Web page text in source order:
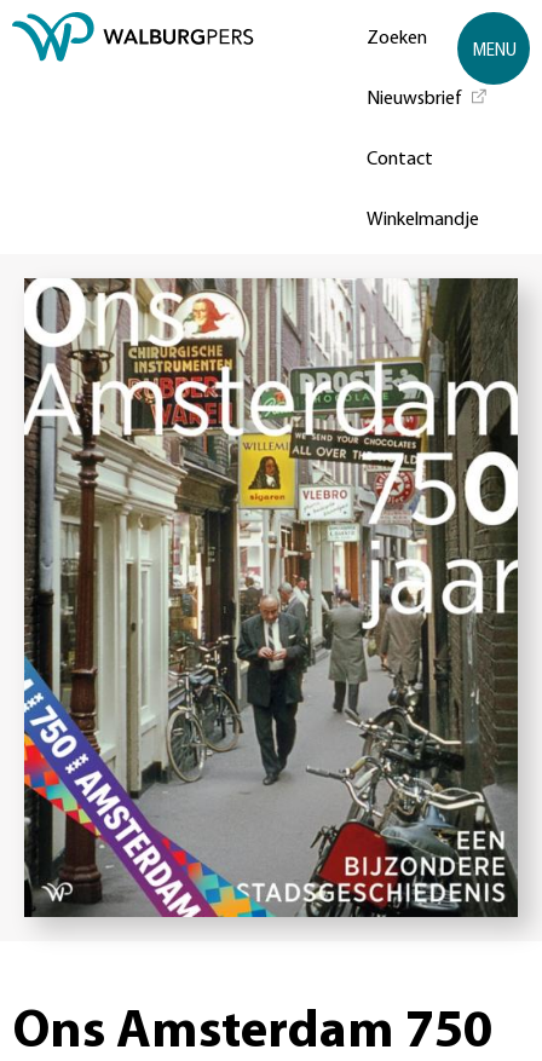
Zoeken
Nieuwsbrief
Contact
Winkelmandje
MENU
Ons Amsterdam 750